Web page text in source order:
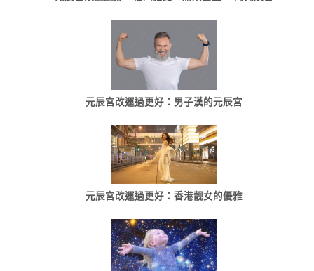
元辰宮改運過更好：男子漢的元辰宮
元辰宮改運過更好：香港靓女的優雅